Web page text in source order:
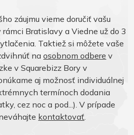
záujmu vieme doručiť vašu
Bratislavy a Viedne už do 3
Taktiež si môžete vaše
naosobnom odbere v
v Squarebizz Bory v
aj možnosť individuálnej
termínoch dodania
cez noc a pod...). V prípade
kontaktovať.